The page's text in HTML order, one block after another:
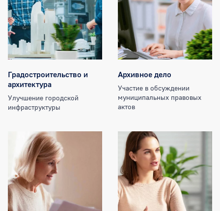
Градостроительство и
архитектура
Улучшение городской
инфраструктуры
Архивное дело
Участие в обсуждении
муниципальных правовых
актов